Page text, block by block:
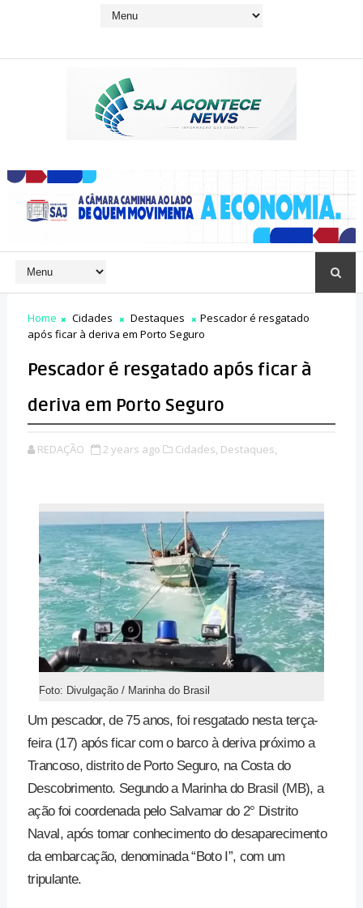
Home Cidades Destaques
Pescador é resgatado
após ficar à deriva em Porto Seguro
Pescador é resgatado após ficar à
deriva em Porto Seguro
REDAÇÃO 2 years ago Cidades, Destaques,
Foto: Divulgação / Marinha do Brasil
Um pescador, de 75 anos, foi resgatado nesta terça-
feira (17) após ficar com o barco à deriva próximo a
Trancoso, distrito de Porto Seguro, na Costa do
Descobrimento. Segundo a Marinha do Brasil (MB), a
ação foi coordenada pelo Salvamar do 2° Distrito
Naval, após tomar conhecimento do desaparecimento
da embarcação, denominada “Boto I”, com um
tripulante.